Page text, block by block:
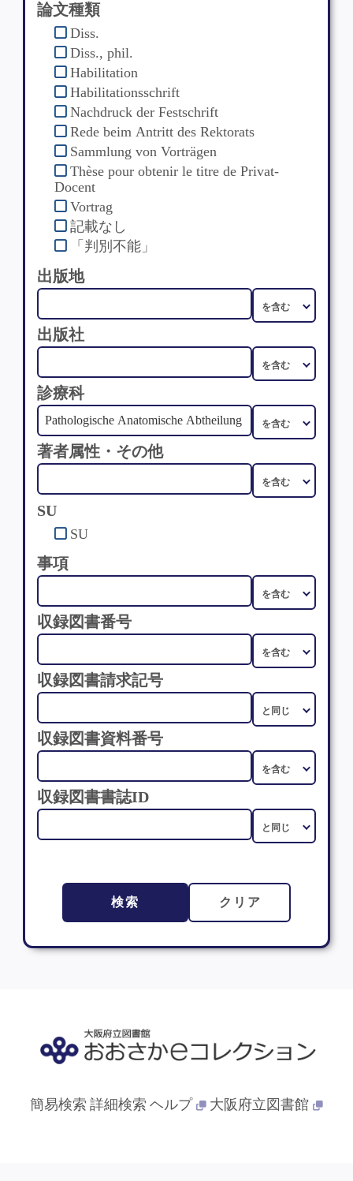
論文種類
Diss.
Diss., phil.
Habilitation
Habilitationsschrift
Nachdruck der Festschrift
Rede beim Antritt des Rektorats
Sammlung von Vorträgen
Thèse pour obtenir le titre de Privat-
Docent
Vortrag
記載なし
「判別不能」
出版地
出版社
診療科
著者属性・その他
SU
SU
事項
収録図書番号
収録図書請求記号
収録図書資料番号
収録図書書誌ID
検索 クリア
簡易検索 詳細検索 ヘルプ 大阪府立図書館